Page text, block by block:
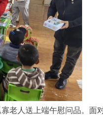
老人送上端午慰问品。面